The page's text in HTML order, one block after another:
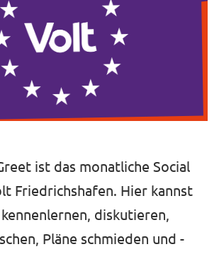
für Volt!
in BW
ist das monatliche Social
Friedrichshafen. Hier kannst
kennenlernen, diskutieren,
Pläne schmieden und -